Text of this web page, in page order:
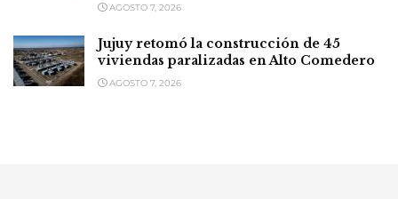
AGOSTO 7, 2026
Jujuy retomó la construcción de 45
viviendas paralizadas en Alto Comedero
AGOSTO 7, 2026